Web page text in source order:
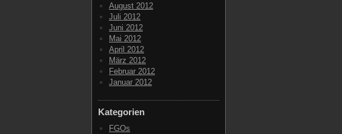
August 2012
Juli 2012
Juni 2012
Mai 2012
April 2012
März 2012
Februar 2012
Januar 2012
Kategorien
FGOs